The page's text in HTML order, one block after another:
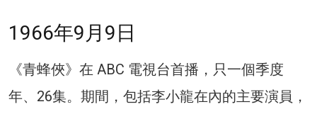
1966年9月9日
《青蜂俠》在 ABC 電視台首播，只一個季度
年、26集。期間，包括李小龍在內的主要演員，